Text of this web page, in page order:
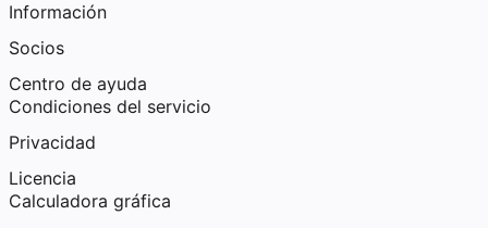
Información
Socios
Centro de ayuda
Condiciones del servicio
Privacidad
Licencia
Calculadora gráfica